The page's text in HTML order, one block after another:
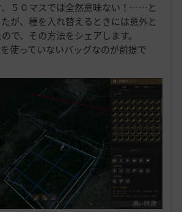
入
り
、５０マスでは全然意味ない！……と
が、種を入れ替えるときには意外と
で、その方法をシェアします。
使っていないバッグなのが前提で